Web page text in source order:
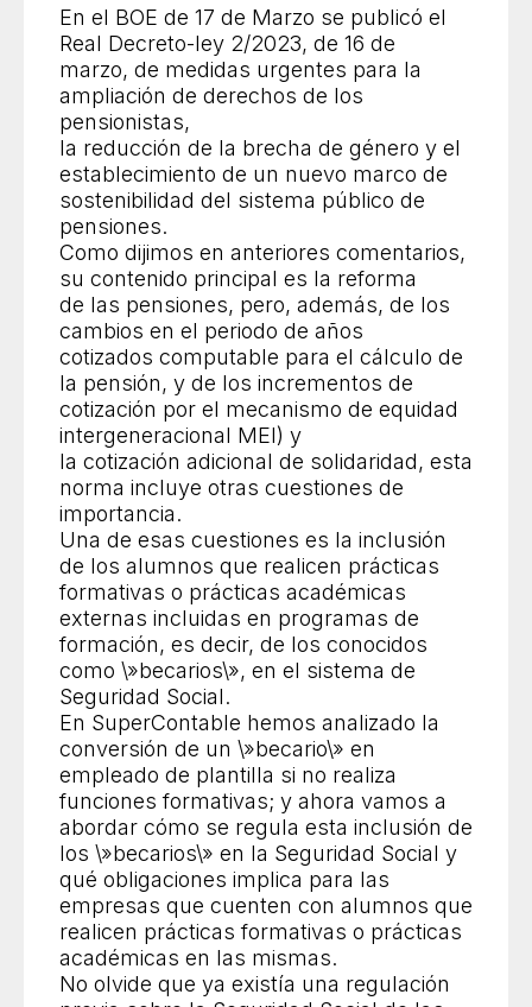
En el BOE de 17 de Marzo se publicó el
Real Decreto-ley 2/2023, de 16 de
marzo, de medidas urgentes para la
ampliación de derechos de los
pensionistas,
la reducción de la brecha de género y el
establecimiento de un nuevo marco de
sostenibilidad del sistema público de
pensiones.
Como dijimos en anteriores comentarios,
su contenido principal es la reforma
de las pensiones, pero, además, de los
cambios en el periodo de años
cotizados computable para el cálculo de
la pensión, y de los incrementos de
cotización por el mecanismo de equidad
intergeneracional MEI) y
la cotización adicional de solidaridad, esta
norma incluye otras cuestiones de
importancia.
Una de esas cuestiones es la inclusión
de los alumnos que realicen prácticas
formativas o prácticas académicas
externas incluidas en programas de
formación, es decir, de los conocidos
como \»becarios\», en el sistema de
Seguridad Social.
En SuperContable hemos analizado la
conversión de un \»becario\» en
empleado de plantilla si no realiza
funciones formativas; y ahora vamos a
abordar cómo se regula esta inclusión de
los \»becarios\» en la Seguridad Social y
qué obligaciones implica para las
empresas que cuenten con alumnos que
realicen prácticas formativas o prácticas
académicas en las mismas.
No olvide que ya existía una regulación